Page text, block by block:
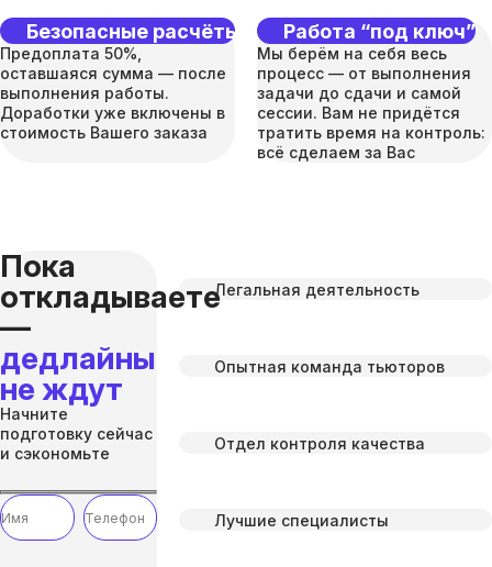
Безопасные расчёты
Предоплата 50%,
оставшаяся сумма — после
выполнения работы.
Доработки уже включены в
стоимость Вашего заказа
Работа “под ключ”
Мы берём на себя весь
процесс — от выполнения
задачи до сдачи и самой
сессии. Вам не придётся
тратить время на контроль:
всё сделаем за Вас
Пока
откладываете
—
дедлайны
не ждут
Начните
подготовку сейчас
и сэкономьте
Легальная деятельность
Опытная команда тьюторов
Отдел контроля качества
Лучшие специалисты